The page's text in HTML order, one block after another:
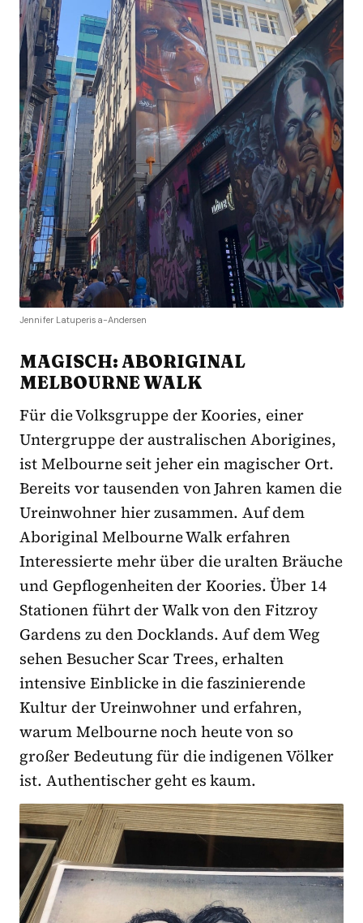
Jennifer Latuperisa-Andersen
MAGISCH: ABORIGINAL
MELBOURNE WALK
Für die Volksgruppe der Koories, einer
Untergruppe der australischen Aborigines,
ist Melbourne seit jeher ein magischer Ort.
Bereits vor tausenden von Jahren kamen die
Ureinwohner hier zusammen. Auf dem
Aboriginal Melbourne Walk erfahren
Interessierte mehr über die uralten Bräuche
und Gepflogenheiten der Koories. Über 14
Stationen führt der Walk von den Fitzroy
Gardens zu den Docklands. Auf dem Weg
sehen Besucher Scar Trees, erhalten
intensive Einblicke in die faszinierende
Kultur der Ureinwohner und erfahren,
warum Melbourne noch heute von so
großer Bedeutung für die indigenen Völker
ist. Authentischer geht es kaum.